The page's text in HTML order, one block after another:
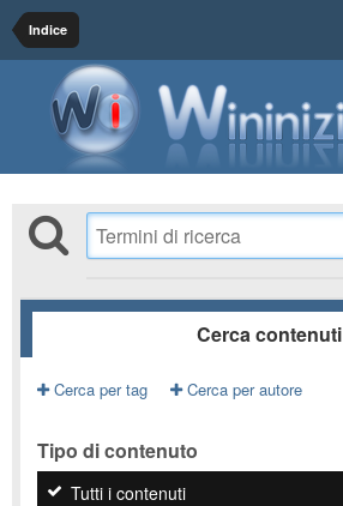
Indice
Cerca contenuti
Cerca per tag Cerca per autore
Tipo di contenuto
Tutti i contenuti